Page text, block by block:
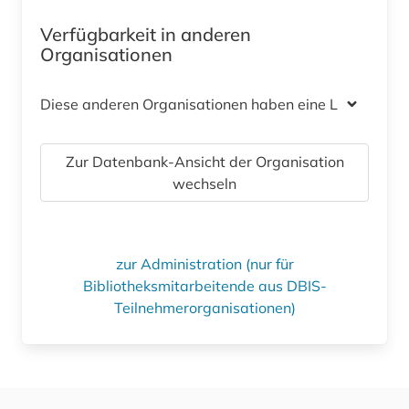
Verfügbarkeit in anderen
Organisationen
Diese anderen Organisationen haben eine Lizenz
Zur Datenbank-Ansicht der Organisation
wechseln
zur Administration (nur für
Bibliotheksmitarbeitende aus DBIS-
Teilnehmerorganisationen)